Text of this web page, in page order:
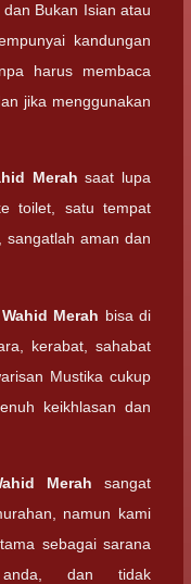
Bukan Isian atau
kandungan
harus membaca
jika menggunakan
Merah saat lupa
toilet, satu tempat
sangatlah aman dan
Merah bisa di
kerabat, sahabat
Mustika cukup
keikhlasan dan
Merah sangat
namun kami
sebagai sarana
anda, dan tidak